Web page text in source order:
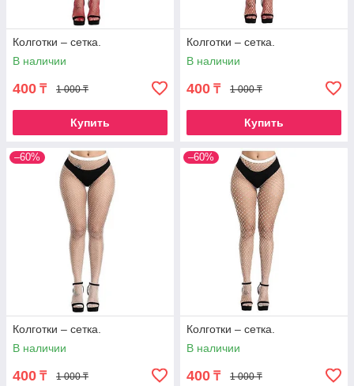
Колготки – сетка.
В наличии
400 ₸ 1 000 ₸
Купить
Колготки – сетка.
В наличии
400 ₸ 1 000 ₸
Купить
–60%
Колготки – сетка.
В наличии
400 ₸ 1 000 ₸
–60%
Колготки – сетка.
В наличии
400 ₸ 1 000 ₸